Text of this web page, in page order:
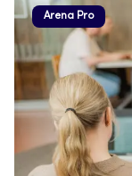
Arena Pro